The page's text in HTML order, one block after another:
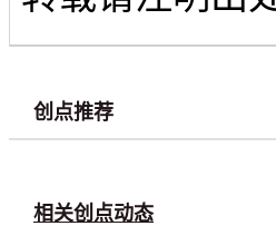
创点推荐
相关创点动态